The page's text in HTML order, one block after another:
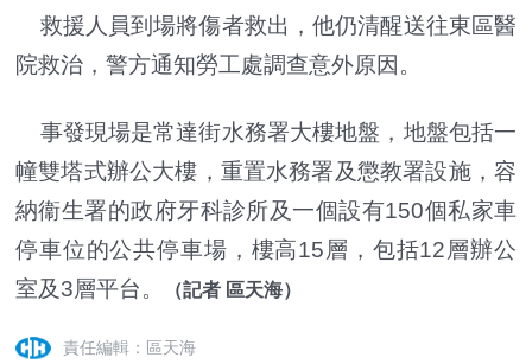
救援人員到場將傷者救出，他仍清醒送往東區醫
院救治，警方通知勞工處調查意外原因。
事發現場是常達街水務署大樓地盤，地盤包括一
幢雙塔式辦公大樓，重置水務署及懲教署設施，容
納衞生署的政府牙科診所及一個設有150個私家車
停車位的公共停車場，樓高15層，包括12層辦公
室及3層平台。
（記者 區天海）
責任編輯：區天海